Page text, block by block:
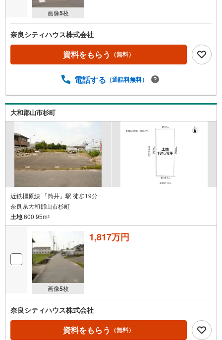
画像5枚
奈良シティハウス株式会社
資料をもらう （無料）
電話する （通話料無料）
大和郡山市杉町
近鉄橿原線 「筒井」駅 徒歩19分
奈良県大和郡山市杉町
土地600.95m2
画像5枚
1,817万円
奈良シティハウス株式会社
資料をもらう （無料）